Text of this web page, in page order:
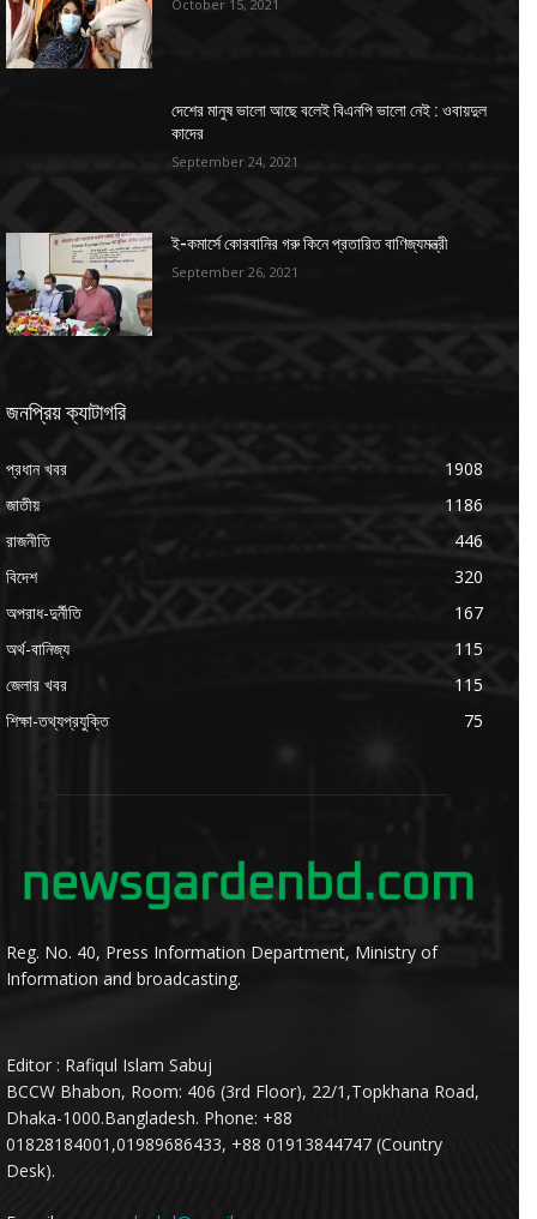
October 15, 2021
দেশের মানুষ ভালো আছে বলেই বিএনপি ভালো নেই : ওবায়দুল
কাদের
September 24, 2021
ই-কমার্সে কোরবানির গরু কিনে প্রতারিত বাণিজ্যমন্ত্রী
September 26, 2021
জনপ্রিয় ক্যাটাগরি
প্রধান খবর
1908
জাতীয়
1186
রাজনীতি
446
বিদেশ
320
অপরাধ-দুর্নীতি
167
অর্থ-বানিজ্য
115
জেলার খবর
115
শিক্ষা-তথ্যপ্রযুক্তি
75
Reg. No. 40, Press Information Department, Ministry of
Information and broadcasting.
Editor : Rafiqul Islam Sabuj
BCCW Bhabon, Room: 406 (3rd Floor), 22/1,Topkhana Road,
Dhaka-1000.Bangladesh. Phone: +88
01828184001,01989686433, +88 01913844747 (Country
Desk).